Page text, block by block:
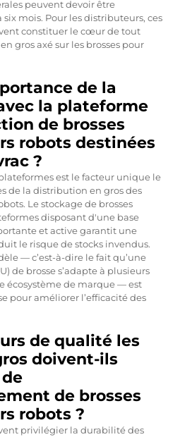
peuvent devoir être
six mois. Pour les distributeurs, ces
constituer le cœur de tout
gros axé sur les brosses pour
de la
la plateforme
de brosses
robots destinées
?
est le facteur unique le
de la distribution en gros des
Le stockage de brosses
disposant d'une base
et active garantit une
le risque de stocks invendus.
— c’est-à-dire le fait qu’une
de brosse s’adapte à plusieurs
écosystème de marque — est
pour améliorer l’efficacité des
de qualité les
doivent-ils
de brosses
robots ?
privilégier la durabilité des